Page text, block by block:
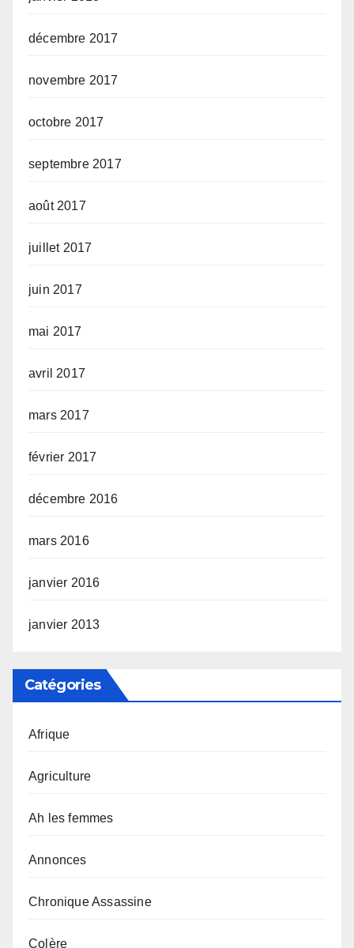
décembre 2017
novembre 2017
octobre 2017
septembre 2017
août 2017
juillet 2017
juin 2017
mai 2017
avril 2017
mars 2017
février 2017
décembre 2016
mars 2016
janvier 2016
janvier 2013
Catégories
Afrique
Agriculture
Ah les femmes
Annonces
Chronique Assassine
Colère